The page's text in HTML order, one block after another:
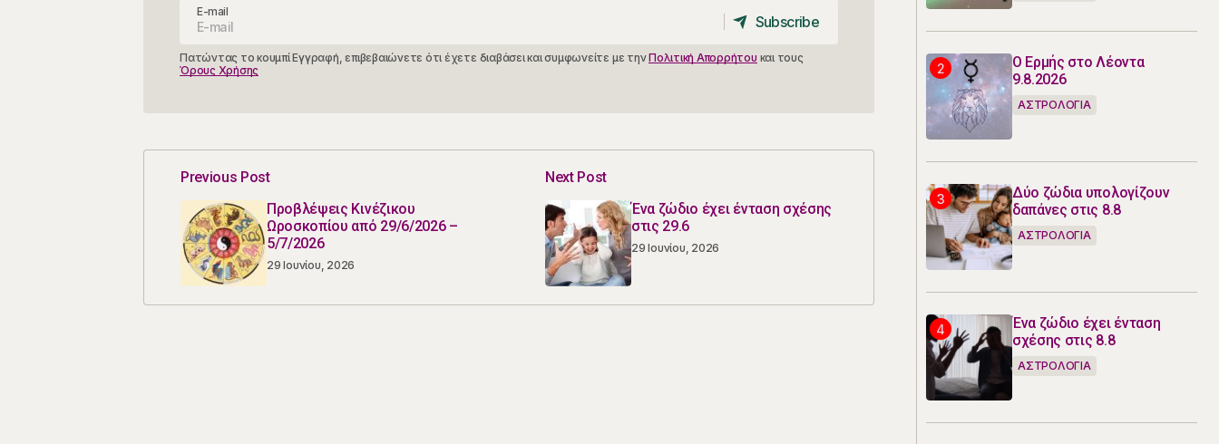
E-mail
Subscribe
Πατώντας το κουμπί Εγγραφή, επιβεβαιώνετε ότι έχετε διαβάσει και συμφωνείτε με τηνΠολιτική Απορρήτου και τους
Όρους Χρήσης
Previous Post
Προβλέψεις Κινέζικου
Ωροσκοπίου από 29/6/2026 –
5/7/2026
29 Ιουνίου, 2026
Next Post
Ένα ζώδιο έχει ένταση σχέσης
στις 29.6
29 Ιουνίου, 2026
Ο Ερμής στο Λέοντα
9.8.2026
ΑΣΤΡΟΛΟΓΙΑ
Δύο ζώδια υπολογίζουν
δαπάνες στις 8.8
ΑΣΤΡΟΛΟΓΙΑ
Ένα ζώδιο έχει ένταση
σχέσης στις 8.8
ΑΣΤΡΟΛΟΓΙΑ